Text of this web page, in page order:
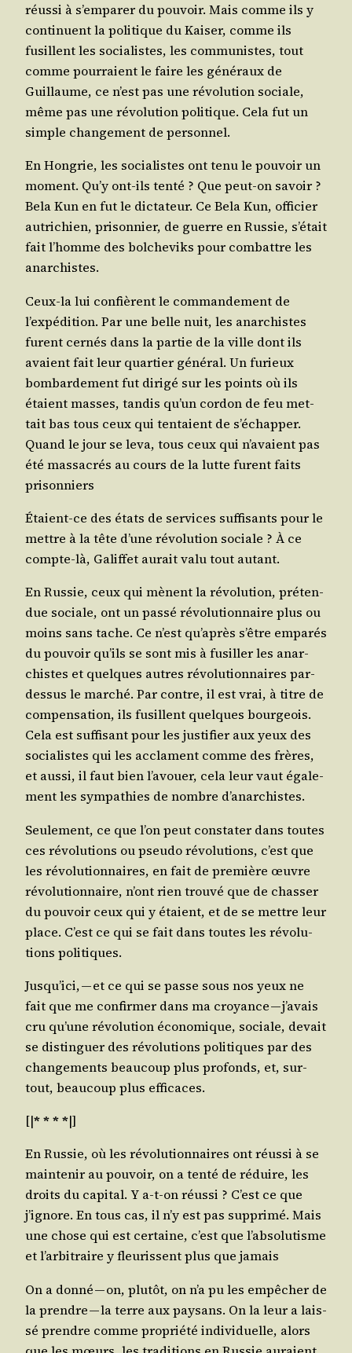
réus­si à s’emparer du pou­voir. Mais comme ils y
conti­nuent la poli­tique du Kai­ser, comme ils
fusillent les socia­listes, les com­mu­nistes, tout
comme pour­raient le faire les géné­raux de
Guillaume, ce n’est pas une révo­lu­tion sociale,
même pas une révo­lu­tion poli­tique. Cela fut un
simple chan­ge­ment de personnel.
En Hon­grie, les socia­listes ont tenu le pou­voir un
moment. Qu’y ont-ils ten­té ? Que peut-on savoir ?
Bela Kun en fut le dic­ta­teur. Ce Bela Kun, offi­cier
autri­chien, pri­son­nier, de guerre en Rus­sie, s’était
fait l’homme des bol­che­viks pour com­battre les
anarchistes.
Ceux-la lui confièrent le com­man­de­ment de
l’expédition. Par une belle nuit, les anar­chistes
furent cer­nés dans la par­tie de la ville dont ils
avaient fait leur quar­tier géné­ral. Un furieux
bom­bar­de­ment fut diri­gé sur les points où ils
étaient masses, tan­dis qu’un cor­don de feu met­
tait bas tous ceux qui ten­taient de s’échapper.
Quand le jour se leva, tous ceux qui n’avaient pas
été mas­sa­crés au cours de la lutte furent faits
prisonniers
Étaient-ce des états de ser­vices suf­fi­sants pour le
mettre à la tête d’une révo­lu­tion sociale ? À ce
compte-là, Galif­fet aurait valu tout autant.
En Rus­sie, ceux qui mènent la révo­lu­tion, pré­ten­
due sociale, ont un pas­sé révo­lu­tion­naire plus ou
moins sans tache. Ce n’est qu’après s’être empa­rés
du pou­voir qu’ils se sont mis à fusiller les anar­
chistes et quelques autres révo­lu­tion­naires par-
des­sus le mar­ché. Par contre, il est vrai, à titre de
com­pen­sa­tion, ils fusillent quelques bour­geois.
Cela est suf­fi­sant pour les jus­ti­fier aux yeux des
socia­listes qui les acclament comme des frères,
et aus­si, il faut bien l’avouer, cela leur vaut éga­le­
ment les sym­pa­thies de nombre d’anarchistes.
Seule­ment, ce que l’on peut consta­ter dans toutes
ces révo­lu­tions ou pseu­do révo­lu­tions, c’est que
les révo­lu­tion­naires, en fait de pre­mière œuvre
révo­lu­tion­naire, n’ont rien trou­vé que de chas­ser
du pou­voir ceux qui y étaient, et de se mettre leur
place. C’est ce qui se fait dans toutes les révo­lu­
tions politiques.
Jusqu’ici, — et ce qui se passe sous nos yeux ne
fait que me confir­mer dans ma croyance — j’avais
cru qu’une révo­lu­tion éco­no­mique, sociale, devait
se dis­tin­guer des révo­lu­tions poli­tiques par des
chan­ge­ments beau­coup plus pro­fonds, et, sur­
tout, beau­coup plus efficaces.
[|* * * *|]
En Rus­sie, où les révo­lu­tion­naires ont réus­si à se
main­te­nir au pou­voir, on a ten­té de réduire, les
droits du capi­tal. Y a‑t-on réus­si ? C’est ce que
j’ignore. En tous cas, il n’y est pas sup­pri­mé. Mais
une chose qui est cer­taine, c’est que l’absolutisme
et l’arbitraire y fleu­rissent plus que jamais
On a don­né — on, plu­tôt, on n’a pu les empê­cher de
la prendre — la terre aux pay­sans. On la leur a lais­
sé prendre comme pro­prié­té indi­vi­duelle, alors